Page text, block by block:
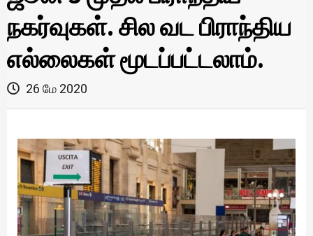
நகர்வுகள். சில வட பிராந்திய
எல்லைகள் மூடப்பட்டலாம்.
26 மே 2020